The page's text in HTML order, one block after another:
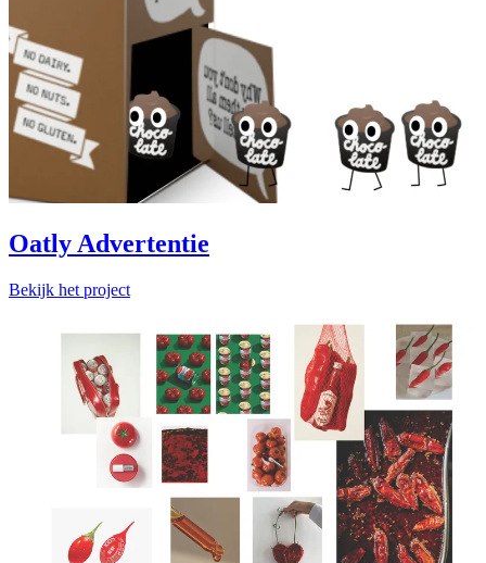
Oatly Advertentie
Bekijk het project